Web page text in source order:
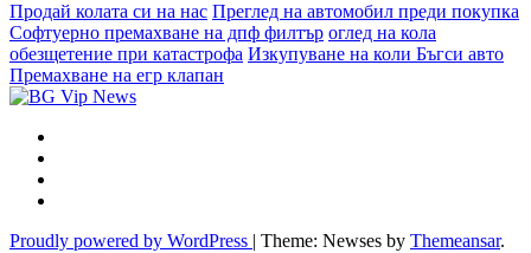
Продай колата си на нас Преглед на автомобил преди покупка
Софтуерно премахване на дпф филтър оглед на кола
обезщетение при катастрофа Изкупуване на коли Бъгси авто
Премахване на егр клапан
Proudly powered by WordPress | Theme: Newses by Themeansar.